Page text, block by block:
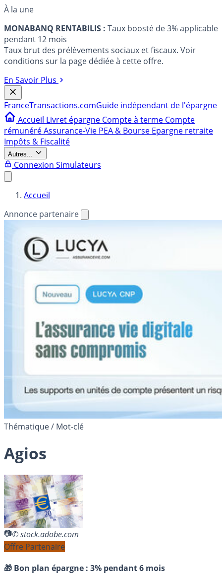
À la une
MONABANQ RENTABILIS : Taux boosté de 3% applicable
pendant 12 mois
Taux brut des prélèvements sociaux et fiscaux. Voir
conditions sur la page dédiée à cette offre.
En Savoir Plus
FranceTransactions.comGuide indépendant de l'épargne
Accueil Livret épargne Compte à terme Compte
rémunéréAssurance-Vie PEA & Bourse Epargne retraite
Impôts & Fiscalité
Autres...
Connexion Simulateurs
Accueil
Annonce partenaire
Thématique / Mot-clé
Agios
© stock.adobe.com
Offre Partenaire
🎁 Bon plan épargne : 3% pendant 6 mois